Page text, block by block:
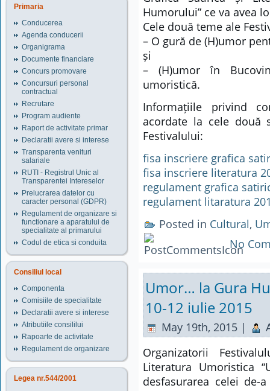
Primaria
Conducerea
Agenda conducerii
Organigrama
Documente financiare
Concurs promovare
Concursuri personal
contractual
Recrutare
Program audiente
Raport de activitate primar
Declaratii avere si interese
Transparenta venituri
salariale
RUTI - Registrul Unic al
Transparentei Intereselor
Prelucrarea datelor cu
caracter personal (GDPR)
Regulament de organizare si
functionare a aparatului de
specialitate al primarului
Codul de etica si conduita
Consiliul local
Componenta
Comisiile de specialitate
Declaratii avere si interese
Atributiile consililui
Rapoarte de activitate
Regulament de organizare
Legea nr.544/2001
Humorului” ce va avea
Cele două teme ale
– O gură de (H)umor
și
– (H)umor în
umoristică.
Informațiile privind
acordate la cele două
Festivalului:
fisa inscriere grafica
fisa inscriere literatura
regulament grafica
regulament litaratura
Posted in Cultural,
No
Umor… la Gura
10-12 iulie 2015
May 19th, 2015 |
Organizatorii
Literatura Umoristica
desfasurarea celei de-